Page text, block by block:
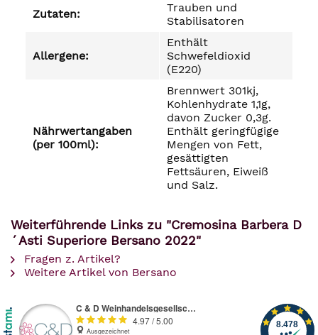
Zutaten:
Trauben und
Stabilisatoren
Allergene:
Enthält
Schwefeldioxid
(E220)
Nährwertangaben
(per 100ml):
Brennwert 301kj,
Kohlenhydrate 1,1g,
davon Zucker 0,3g.
Enthält geringfügige
Mengen von Fett,
gesättigten
Fettsäuren, Eiweiß
und Salz.
Weiterführende Links zu "Cremosina Barbera D
´Asti Superiore Bersano 2022"
Fragen z. Artikel?
Weitere Artikel von Bersano